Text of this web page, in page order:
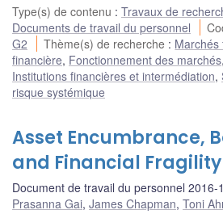
Type(s) de contenu : Travaux de
Documents de travail du personnel
G2
Thème(s) de recherche : Marchés
financière, Fonctionnement des marchés,
Institutions financières et intermédiation,
risque systémique
Asset Encumbrance,
and Financial Fragility
Document de travail du personnel 2016-
Prasanna Gai, James Chapman, Toni